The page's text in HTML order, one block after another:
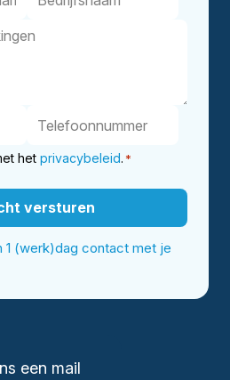
het privacybeleid. *
1 (werk)dag contact met je
een mail